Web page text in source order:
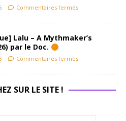
Commentaires fermés
Lalu – A Mythmaker’s
par le Doc.
Commentaires fermés
SUR LE SITE !